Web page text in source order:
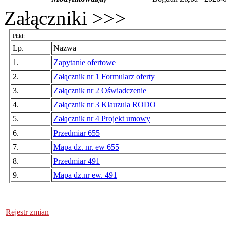
Załączniki >>>
Pliki:
Lp.
Nazwa
1.
Zapytanie ofertowe
2.
Załącznik nr 1 Formularz oferty
3.
Załącznik nr 2 Oświadczenie
4.
Załącznik nr 3 Klauzula RODO
5.
Załącznik nr 4 Projekt umowy
6.
Przedmiar 655
7.
Mapa dz. nr. ew 655
8.
Przedmiar 491
9.
Mapa dz.nr ew. 491
Rejestr zmian